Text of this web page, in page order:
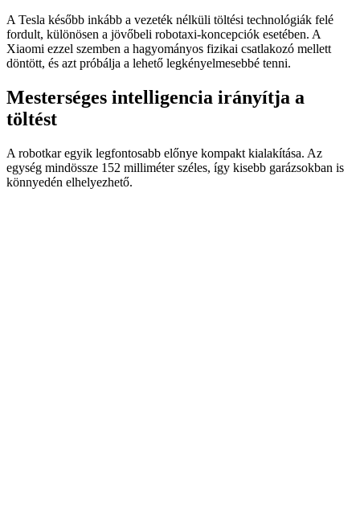
A Tesla később inkább a vezeték nélküli töltési technológiák felé
fordult, különösen a jövőbeli robotaxi-koncepciók esetében. A
Xiaomi ezzel szemben a hagyományos fizikai csatlakozó mellett
döntött, és azt próbálja a lehető legkényelmesebbé tenni.
Mesterséges intelligencia irányítja a
töltést
A robotkar egyik legfontosabb előnye kompakt kialakítása. Az
egység mindössze 152 milliméter széles, így kisebb garázsokban is
könnyedén elhelyezhető.